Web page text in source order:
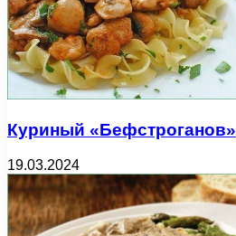
Куриный «Бефстроганов»
19.03.2024